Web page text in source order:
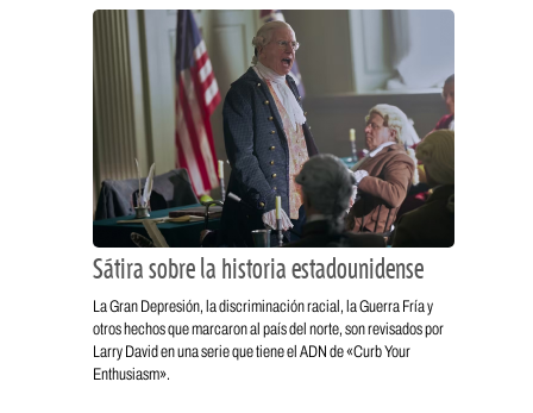
Sátira sobre la historia estadounidense
La Gran Depresión, la discriminación racial, la Guerra Fría y
otros hechos que marcaron al país del norte, son revisados por
Larry David en una serie que tiene el ADN de «Curb Your
Enthusiasm».